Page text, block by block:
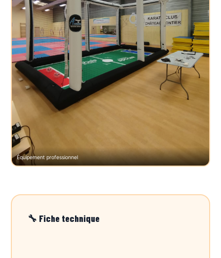
Équipement professionnel
🔧 Fiche technique